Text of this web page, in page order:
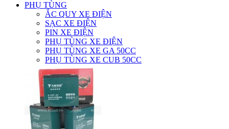
PHỤ TÙNG
ẮC QUY XE ĐIỆN
SẠC XE ĐIỆN
PIN XE ĐIỆN
PHỤ TÙNG XE ĐIỆN
PHỤ TÙNG XE GA 50CC
PHỤ TÙNG XE CUB 50CC